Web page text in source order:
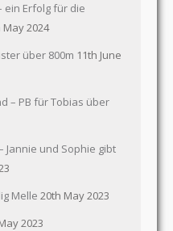
Erfolg für die
May 2024
über 800m 11th June
– PB für Tobias über
Jannie und Sophie gibt
Melle 20th May 2023
2023